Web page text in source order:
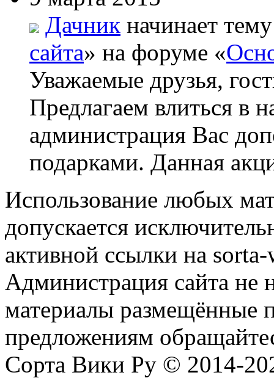
Дачник начинает
сайта» на форуме «
Уважаемые друзья,
Предлагаем влиться в
администрация Вас
подарками. Данная
Использование любых
допускается
активной ссылки на
Администрация сайта не
материалы размещённые
предложениям
Сорта Вики Ру © 2014-